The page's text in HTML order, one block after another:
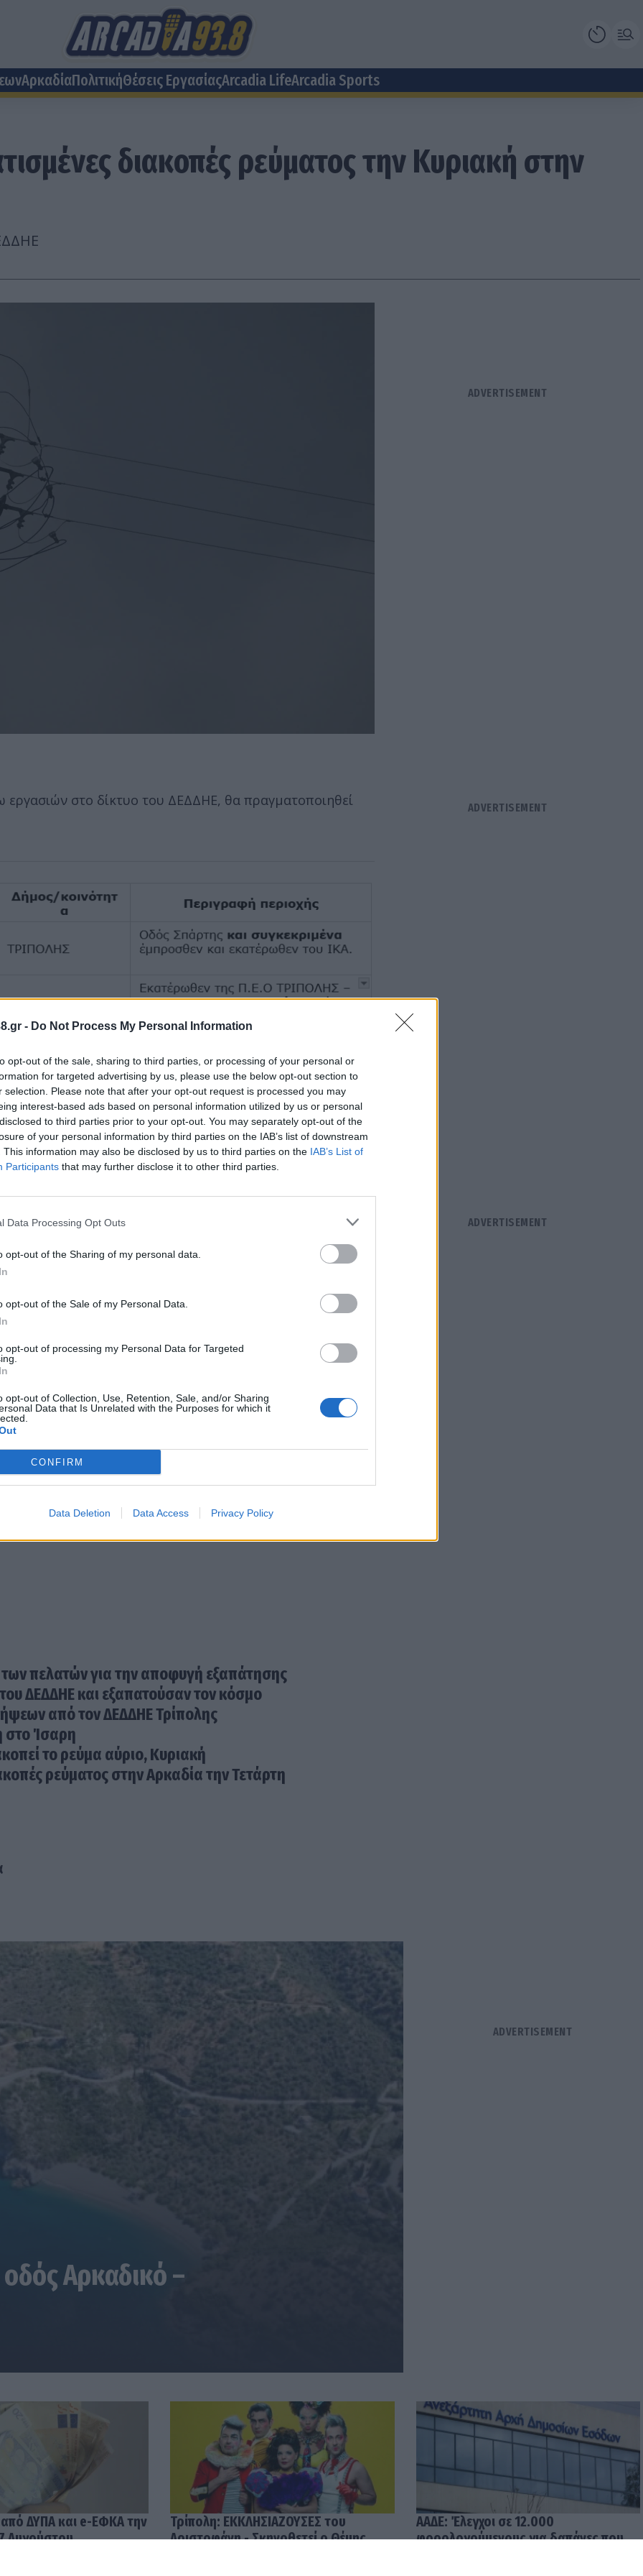
- Do Not Process My Personal Information
opt-out of the sale, sharing to third parties, or processing of your personal or
for targeted advertising by us, please use the below opt-out section to
selection. Please note that after your opt-out request is processed you may
interest-based ads based on personal information utilized by us or personal
to third parties prior to your opt-out. You may separately opt-out of the
of your personal information by third parties on the IAB’s list of downstream
This information may also be disclosed by us to third parties on the IAB’s List of
Participants that may further disclose it to other third parties.
Data Processing Opt Outs
opt-out of the Sharing of my personal data.
opt-out of the Sale of my Personal Data.
opt-out of processing my Personal Data for Targeted
opt-out of Collection, Use, Retention, Sale, and/or Sharing
Data that Is Unrelated with the Purposes for which it
CONFIRM
Data Deletion Data Access Privacy Policy
ΑρκαδίαΠολιτικήΘέσεις EργασίαςArcadia LifeArcadia Sports
διακοπές ρεύματος την Κυριακή στην
στο δίκτυο του ΔΕΔΔΗΕ, θα πραγματοποιηθεί
μπορεί να γίνει και πριν από την αναφερόμενη ώρα, γι'
να θεωρούνται ότι ΒΡΙΣΚΟΝΤΑΙ ΣΥΝΕΧΕΙΑ ΥΠΟ ΤΑΣΗ.
αγωγούς ή σε άλλα στοιχεία του δικτύου, έστω και αν
πελατών για την αποφυγή εξαπάτησης
ΔΕΔΔΗΕ και εξαπατούσαν τον κόσμο
από τον ΔΕΔΔΗΕ Τρίπολης
στο Ίσαρη
το ρεύμα αύριο, Κυριακή
ρεύματος στην Αρκαδία την Τετάρτη
Αρκαδικό –
ΔΥΠΑ και e-ΕΦΚΑ την
Αυγούστου
Τρίπολη: ΕΚΚΛΗΣΙΑΖΟΥΣΕΣ του
Αριστοφάνη - Σκηνοθετεί ο Θέμης
ΑΑΔΕ: Έλεγχοι σε 12.000
φορολογούμενους για δαπάνες που